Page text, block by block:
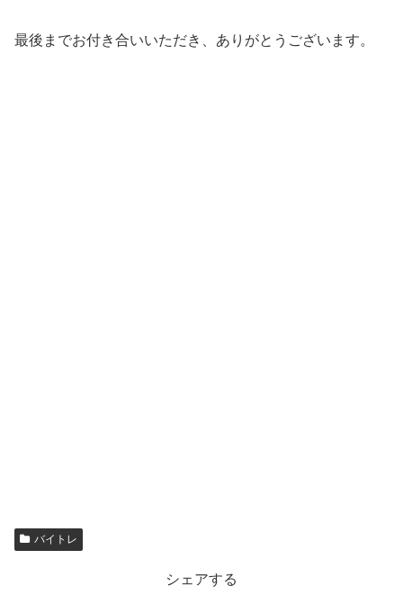
最後までお付き合いいただき、ありがとうございます。
バイトレ
シェアする